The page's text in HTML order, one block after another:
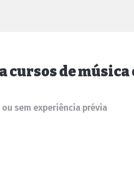
cursos de música
sem experiência prévia